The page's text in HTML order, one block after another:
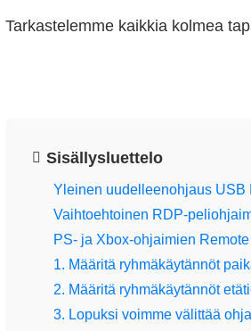
Tarkastelemme kaikkia kolmea
Sisällysluettelo
Yleinen uudelleenohjaus USB
Vaihtoehtoinen RDP-
PS- ja Xbox-ohjaimien
1. Määritä ryhmäkäytännöt
2. Määritä ryhmäkäytännöt
3. Lopuksi voimme välittää